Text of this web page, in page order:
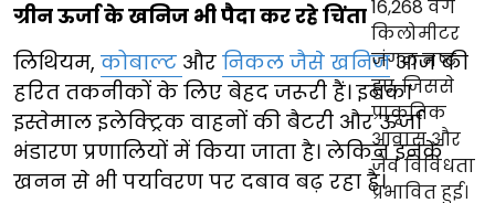
ग्रीन ऊर्जा के खनिज भी पैदा कर रहे चिंता
लिथियम, कोबाल्ट और निकल जैसे खनिजआज की
हरित तकनीकों के लिए बेहद जरूरी हैं। इनका
इस्तेमाल इलेक्ट्रिक वाहनों की बैटरी और ऊर्जा
भंडारण प्रणालियों में किया जाता है। लेकिन इनके
खनन से भी पर्यावरण पर दबाव बढ़ रहा है।